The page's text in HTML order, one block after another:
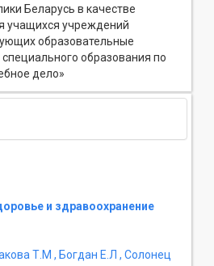
Беларусь в качестве
учащихся учреждений
образовательные
образования по
дело»
и здравоохранение
Т.М , Богдан Е.Л , Солонец